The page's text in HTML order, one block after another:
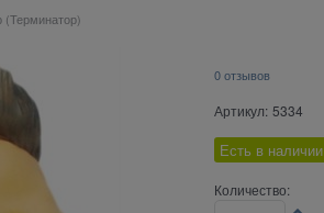
(Терминатор)
0 отзывов
Артикул: 5334
Есть в наличии
Количество: